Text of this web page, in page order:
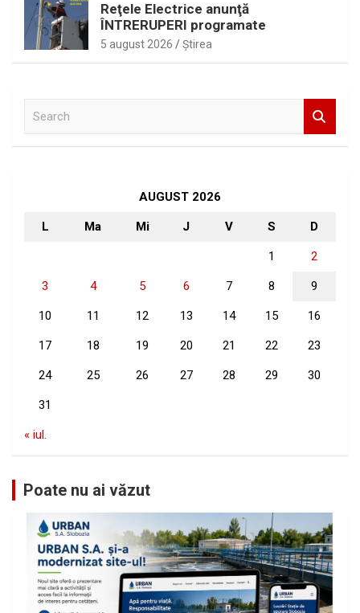
Reţele Electrice anunţă
ÎNTRERUPERI programate
5 august 2026 Ştirea
AUGUST 2026
L Ma Mi J V S D
1 2
3 4 5 6 7 8 9
10 11 12 13 14 15 16
17 18 19 20 21 22 23
24 25 26 27 28 29 30
31
« iul.
Poate nu ai văzut